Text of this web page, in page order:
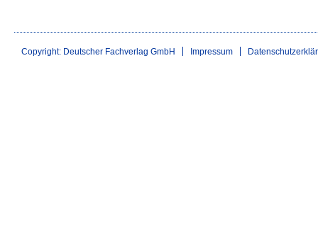
Copyright: Deutscher Fachverlag GmbH Impressum